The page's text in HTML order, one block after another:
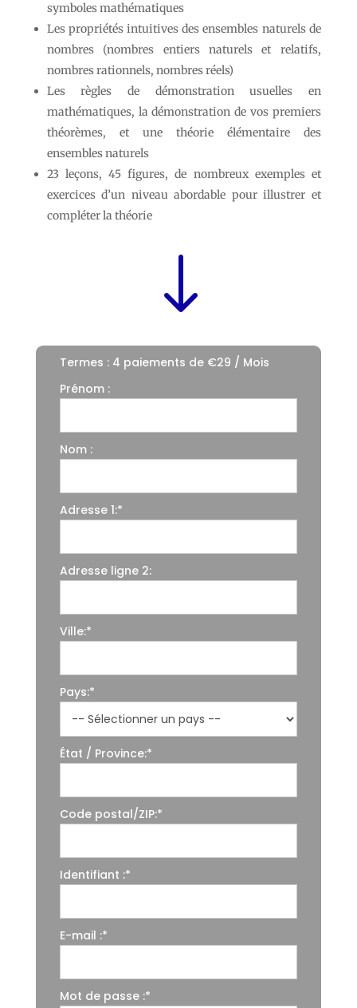
symboles mathématiques
Les propriétés intuitives des ensembles naturels de
nombres (nombres entiers naturels et relatifs,
nombres rationnels, nombres réels)
Les règles de démonstration usuelles en
mathématiques, la démonstration de vos premiers
théorèmes, et une théorie élémentaire des
ensembles naturels
23 leçons, 45 figures, de nombreux exemples et
exercices d’un niveau abordable pour illustrer et
compléter la théorie
"
Termes :4 paiements de €29 / Mois
Prénom :
Nom :
Adresse 1:*
Adresse ligne 2:
Ville:*
Pays:*
État / Province:*
Code postal/ZIP:*
Identifiant :*
E-mail :*
Mot de passe :*